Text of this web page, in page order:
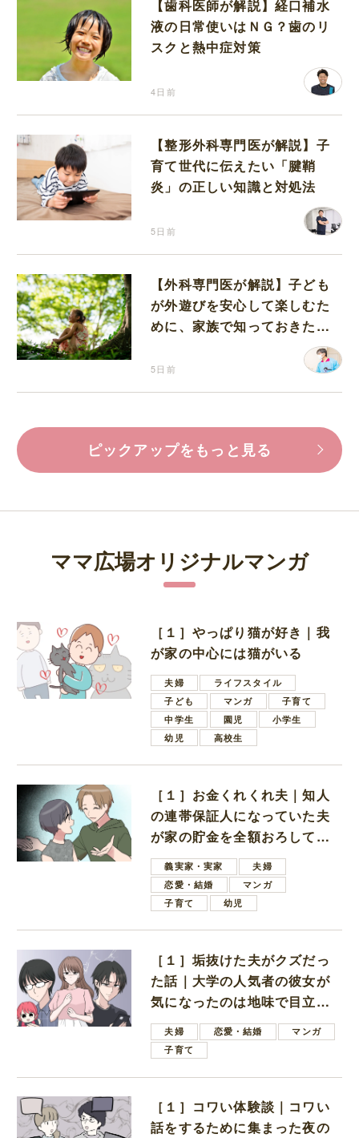
【歯科医師が解説】経口補水
液の日常使いはＮＧ？歯のリ
スクと熱中症対策
4日前
【整形外科専門医が解説】子
育て世代に伝えたい「腱鞘
炎」の正しい知識と対処法
5日前
【外科専門医が解説】子ども
が外遊びを安心して楽しむた
めに、家族で知っておきたい
5日前
ピックアップをもっと見る
ママ広場オリジナルマンガ
［１］やっぱり猫が好き｜我
が家の中心には猫がいる
夫婦
ライフスタイル
子ども
マンガ
子育て
中学生
園児
小学生
幼児
高校生
［１］お金くれくれ夫｜知人
の連帯保証人になっていた夫
が家の貯金を全額おろしてほ
しいと言ってきた
義実家・実家
夫婦
恋愛・結婚
マンガ
子育て
幼児
［１］垢抜けた夫がクズだっ
た話｜大学の人気者の彼女が
気になったのは地味で目立た
ない男子学生
夫婦 恋愛・結婚
マンガ
子育て
［１］コワい体験談｜コワい
話をするために集まった夜の